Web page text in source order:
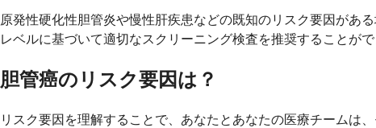
原発性硬化性胆管炎や慢性肝疾患などの既知のリスク要因があ
レベルに基づいて適切なスクリーニング検査を推奨することがで
胆管癌のリスク要因は？
リスク要因を理解することで、あなたとあなたの医療チームは